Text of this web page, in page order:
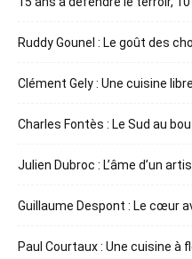
Ruddy Gounel : Le goût des
Clément Gely : Une cuisine libre
Charles Fontès : Le Sud au
Julien Dubroc : L’âme d’un
Guillaume Despont : Le cœur
Paul Courtaux : Une cuisine à